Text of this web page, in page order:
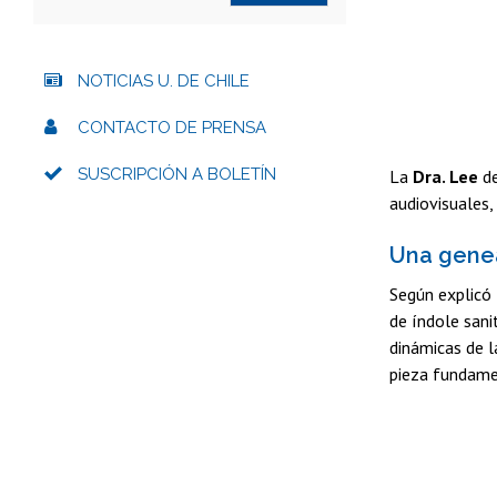
La Dra. Lee
Una
Según
de índole
dinámicas de
pieza
NOTICIAS U. DE CHILE
CONTACTO DE PRENSA
SUSCRIPCIÓN A BOLETÍN